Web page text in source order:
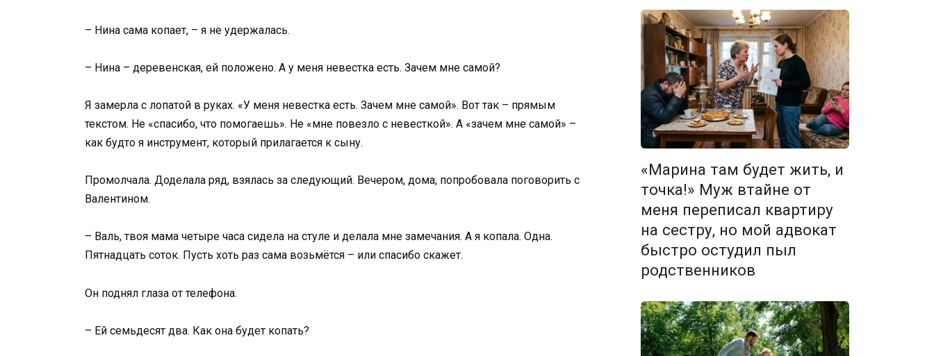
– Нина сама копает, – я не удержалась.
– Нина – деревенская, ей положено. А у меня невестка есть. Зачем мне самой?
Я замерла с лопатой в руках. «У меня невестка есть. Зачем мне самой». Вот так – прямым
текстом. Не «спасибо, что помогаешь». Не «мне повезло с невесткой». А «зачем мне самой» –
как будто я инструмент, который прилагается к сыну.
Промолчала. Доделала ряд, взялась за следующий. Вечером, дома, попробовала поговорить с
Валентином.
– Валь, твоя мама четыре часа сидела на стуле и делала мне замечания. А я копала. Одна.
Пятнадцать соток. Пусть хоть раз сама возьмётся – или спасибо скажет.
Он поднял глаза от телефона.
– Ей семьдесят два. Как она будет копать?
«Марина там будет жить, и
точка!» Муж втайне от
меня переписал квартиру
на сестру, но мой адвокат
быстро остудил пыл
родственников